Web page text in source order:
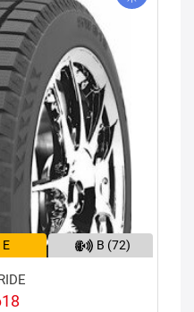
E B (72)